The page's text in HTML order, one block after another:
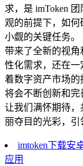
求，是 imToken
观的前提下，如
小觑的关键任务。
带来了全新的视
性化需求，还在
着数字资产市场的
将会不断创新和完
让我们满怀期待，
丽夺目的光彩，引
imtoken下载安
应用